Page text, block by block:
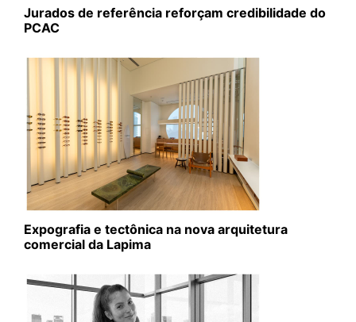
Jurados de referência reforçam credibilidade do
PCAC
Expografia e tectônica na nova arquitetura
comercial da Lapima